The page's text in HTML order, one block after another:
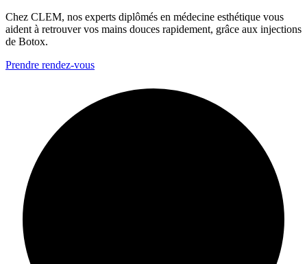
Chez CLEM, nos experts diplômés en médecine esthétique vous
aident à retrouver vos mains douces rapidement, grâce aux injections
de Botox.
Prendre rendez-vous